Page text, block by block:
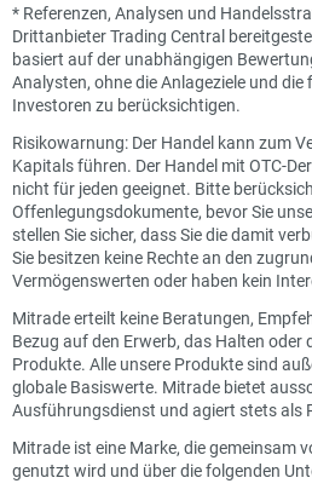
* Referenzen, Analysen und
Drittanbieter Trading Central
basiert auf der unabhängigen
Analysten, ohne die Anlageziele und
Investoren zu berücksichtigen.
Risikowarnung: Der Handel kann zum
Kapitals führen. Der Handel mit OTC-
nicht für jeden geeignet. Bitte
Offenlegungsdokumente, bevor Sie
stellen Sie sicher, dass Sie die damit
Sie besitzen keine Rechte an den
Vermögenswerten oder haben kein
Mitrade erteilt keine Beratungen,
Bezug auf den Erwerb, das Halten oder
Produkte. Alle unsere Produkte sind
globale Basiswerte. Mitrade bietet
Ausführungsdienst und agiert stets als
Mitrade ist eine Marke, die gemeinsam
genutzt wird und über die folgenden